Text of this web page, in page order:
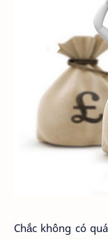
Chắc không có